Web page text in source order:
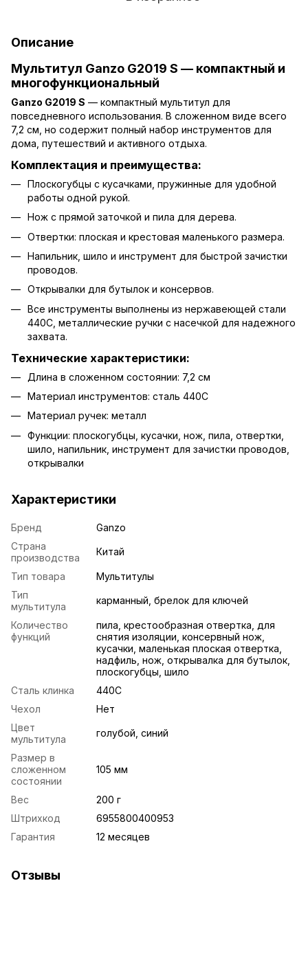
Описание
Мультитул Ganzo G2019 S — компактный и
многофункциональный
Ganzo G2019 S — компактный мультитул для
повседневного использования. В сложенном виде всего
7,2 см, но содержит полный набор инструментов для
дома, путешествий и активного отдыха.
Комплектация и преимущества:
Плоскогубцы с кусачками, пружинные для удобной
работы одной рукой.
Нож с прямой заточкой и пила для дерева.
Отвертки: плоская и крестовая маленького размера.
Напильник, шило и инструмент для быстрой зачистки
проводов.
Открывалки для бутылок и консервов.
Все инструменты выполнены из нержавеющей стали
440С, металлические ручки с насечкой для надежного
захвата.
Технические характеристики:
Длина в сложенном состоянии: 7,2 см
Материал инструментов: сталь 440С
Материал ручек: металл
Функции: плоскогубцы, кусачки, нож, пила, отвертки,
шило, напильник, инструмент для зачистки проводов,
открывалки
Характеристики
Бренд
Ganzo
Страна
производства
Китай
Тип товара
Мультитулы
Тип
мультитула
карманный, брелок для ключей
Количество
функций
пила, крестообразная отвертка, для
снятия изоляции, консервный нож,
кусачки, маленькая плоская отвертка,
надфиль, нож, открывалка для бутылок,
плоскогубцы, шило
Сталь клинка
440C
Чехол
Нет
Цвет
мультитула
голубой, синий
Размер в
сложенном
состоянии
105 мм
Вес
200 г
Штрихкод
6955800400953
Гарантия
12 месяцев
Отзывы